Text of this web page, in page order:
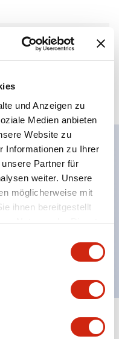
und Anzeigen zu
Medien anbieten
Website zu
Informationen zu Ihrer
Partner für
weiter. Unsere
möglicherweise mit
ihnen bereitgestellt
Nutzung der Dienste
Zitat hinzufügen